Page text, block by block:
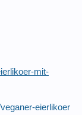
mit-
eierlikoer